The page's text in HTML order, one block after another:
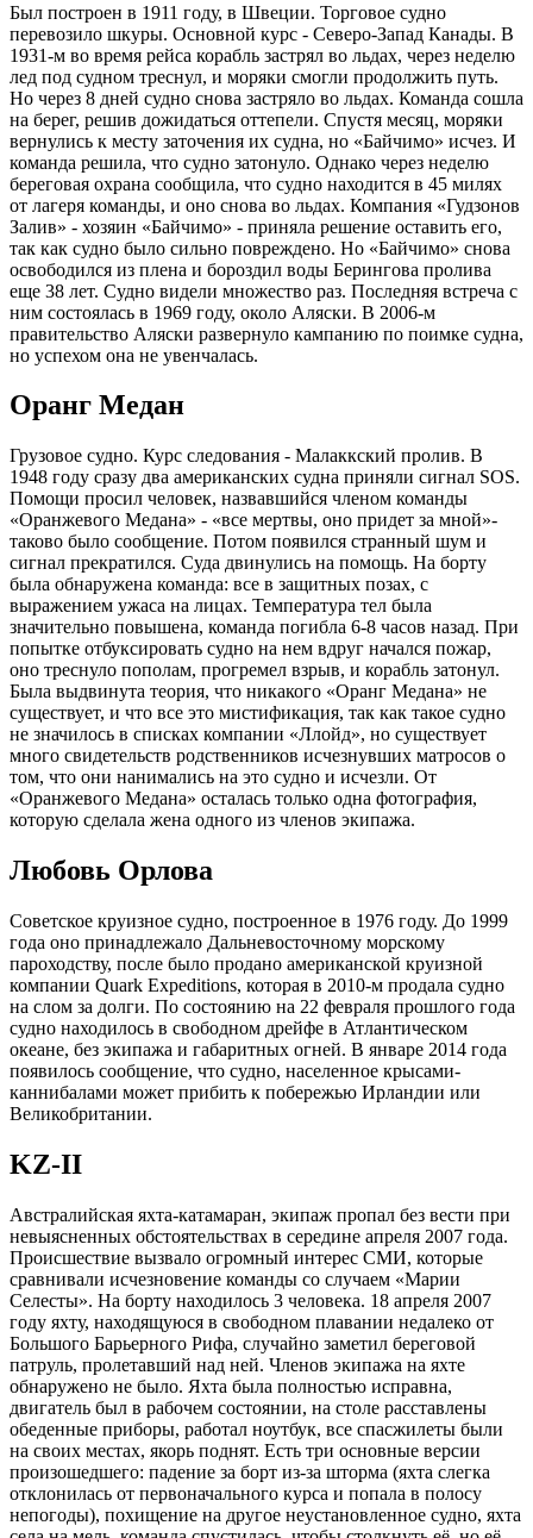
Был построен в 1911 году, в Швеции. Торговое судно
перевозило шкуры. Основной курс - Северо-Запад Канады. В
1931-м во время рейса корабль застрял во льдах, через неделю
лед под судном треснул, и моряки смогли продолжить путь.
Но через 8 дней судно снова застряло во льдах. Команда сошла
на берег, решив дожидаться оттепели. Спустя месяц, моряки
вернулись к месту заточения их судна, но «Байчимо» исчез. И
команда решила, что судно затонуло. Однако через неделю
береговая охрана сообщила, что судно находится в 45 милях
от лагеря команды, и оно снова во льдах. Компания «Гудзонов
Залив» - хозяин «Байчимо» - приняла решение оставить его,
так как судно было сильно повреждено. Но «Байчимо» снова
освободился из плена и бороздил воды Берингова пролива
еще 38 лет. Судно видели множество раз. Последняя встреча с
ним состоялась в 1969 году, около Аляски. В 2006-м
правительство Аляски развернуло кампанию по поимке судна,
но успехом она не увенчалась.
Оранг Медан
Грузовое судно. Курс следования - Малаккский пролив. В
1948 году сразу два американских судна приняли сигнал SOS.
Помощи просил человек, назвавшийся членом команды
«Оранжевого Медана» - «все мертвы, оно придет за мной»-
таково было сообщение. Потом появился странный шум и
сигнал прекратился. Суда двинулись на помощь. На борту
была обнаружена команда: все в защитных позах, с
выражением ужаса на лицах. Температура тел была
значительно повышена, команда погибла 6-8 часов назад. При
попытке отбуксировать судно на нем вдруг начался пожар,
оно треснуло пополам, прогремел взрыв, и корабль затонул.
Была выдвинута теория, что никакого «Оранг Медана» не
существует, и что все это мистификация, так как такое судно
не значилось в списках компании «Ллойд», но существует
много свидетельств родственников исчезнувших матросов о
том, что они нанимались на это судно и исчезли. От
«Оранжевого Медана» осталась только одна фотография,
которую сделала жена одного из членов экипажа.
Любовь Орлова
Советское круизное судно, построенное в 1976 году. До 1999
года оно принадлежало Дальневосточному морскому
пароходству, после было продано американской круизной
компании Quark Expeditions, которая в 2010-м продала судно
на слом за долги. По состоянию на 22 февраля прошлого года
судно находилось в свободном дрейфе в Атлантическом
океане, без экипажа и габаритных огней. В январе 2014 года
появилось сообщение, что судно, населенное крысами-
каннибалами может прибить к побережью Ирландии или
Великобритании.
KZ-II
Австралийская яхта-катамаран, экипаж пропал без вести при
невыясненных обстоятельствах в середине апреля 2007 года.
Происшествие вызвало огромный интерес СМИ, которые
сравнивали исчезновение команды со случаем «Марии
Селесты». На борту находилось 3 человека. 18 апреля 2007
году яхту, находящуюся в свободном плавании недалеко от
Большого Барьерного Рифа, случайно заметил береговой
патруль, пролетавший над ней. Членов экипажа на яхте
обнаружено не было. Яхта была полностью исправна,
двигатель был в рабочем состоянии, на столе расставлены
обеденные приборы, работал ноутбук, все спасжилеты были
на своих местах, якорь поднят. Есть три основные версии
произошедшего: падение за борт из-за шторма (яхта слегка
отклонилась от первоначального курса и попала в полосу
непогоды), похищение на другое неустановленное судно, яхта